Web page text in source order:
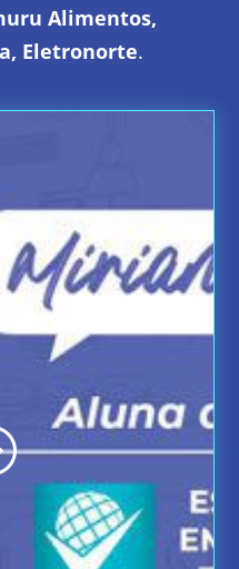
Alimentos,
Eletronorte.